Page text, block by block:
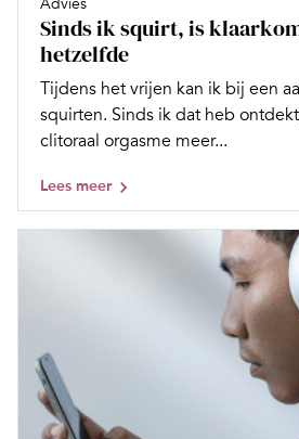
Advies
Sinds ik squirt, is
hetzelfde
Tijdens het vrijen kan ik bij een
squirten. Sinds ik dat heb
clitoraal orgasme meer...
Lees meer